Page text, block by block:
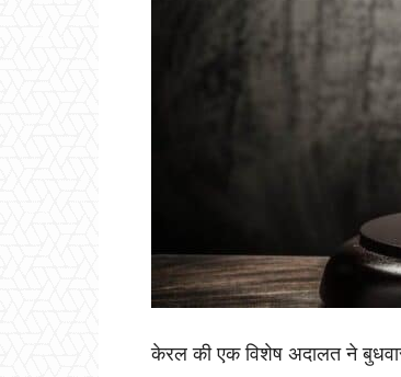
केरल की एक विशेष अदालत ने